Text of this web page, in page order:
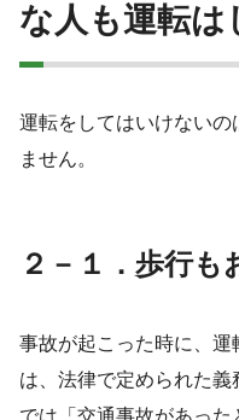
な人も運転
運転をしてはいけないの
ません。
２－１．歩行も
事故が起こった時に、
は、法律で定められた義
では「交通事故があっ